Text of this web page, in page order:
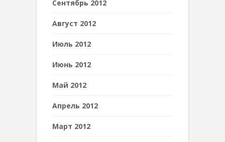
Сентябрь 2012
Август 2012
Июль 2012
Июнь 2012
Май 2012
Апрель 2012
Март 2012